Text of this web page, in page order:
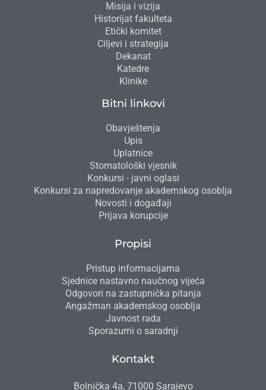
Misija i vizija
Historijat fakulteta
Etički komitet
Ciljevi i strategija
Dekanat
Katedre
Klinike
Bitni linkovi
Obavještenja
Upis
Uplatnice
Stomatološki vjesnik
Konkursi - javni oglasi
Konkursi za napredovanje akademskog osoblja
Novosti i događaji
Prijava korupcije
Propisi
Pristup informacijama
Sjednice nastavno naučnog vijeća
Odgovori na zastupnička pitanja
Angažman akademskog osoblja
Javnost rada
Sporazumi o saradnji
Kontakt
Bolnička 4a, 71000 Sarajevo